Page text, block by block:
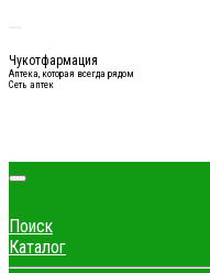
Чукотфармация
Аптека, которая всегда рядом
Сеть аптек
Поиск
Каталог